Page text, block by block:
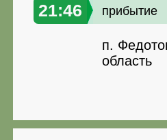
21:46 прибытие
п.
область